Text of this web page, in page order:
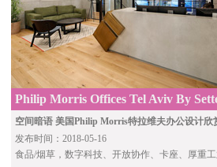
Philip Morris Offices Tel Aviv By
Architects
空间暗语 美国Philip Morris特拉维夫办公设计欣
发布时间：2018-05-16
食品/烟草，数字科技、开放协作、卡座、厚重